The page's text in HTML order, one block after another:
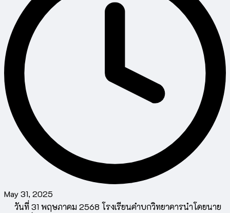
May 31, 2025
วันที่ 31 พฤษภาคม 2568 โรงเรียนคำบกวิทยาคารนำโดยนาย